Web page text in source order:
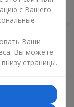
Заказатьс Вашего
Ваши
Вы можете
страницы.